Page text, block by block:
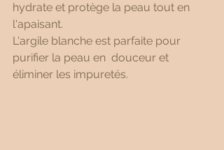
hydrate et protège la peau tout en
l'apaisant.
L'argile blanche est parfaite pour
purifier la peau en  douceur et
éliminer les impuretés.